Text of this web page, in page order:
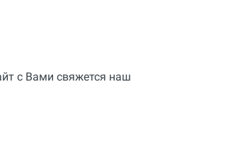
с Вами свяжется наш